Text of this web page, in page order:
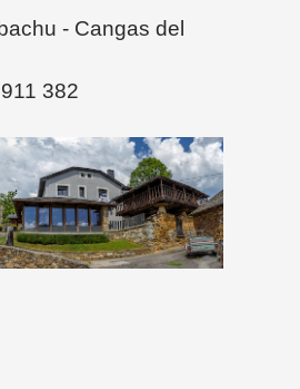
- Cangas del
382